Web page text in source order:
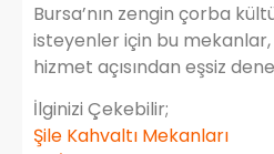
Bursa’nın zengin çorba
isteyenler için bu
hizmet açısından eşsiz
İlginizi Çekebilir;
Şile Kahvaltı Mekanları